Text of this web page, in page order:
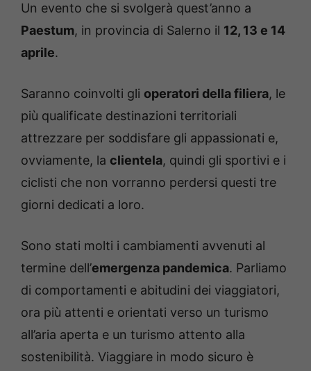
Un evento che si svolgerà quest’anno a
Paestum, in provincia di Salerno il 12, 13 e 14
aprile.
Saranno coinvolti gli operatori della filiera, le
più qualificate destinazioni territoriali
attrezzare per soddisfare gli appassionati e,
ovviamente, la clientela, quindi gli sportivi e i
ciclisti che non vorranno perdersi questi tre
giorni dedicati a loro.
Sono stati molti i cambiamenti avvenuti al
termine dell’emergenza pandemica. Parliamo
di comportamenti e abitudini dei viaggiatori,
ora più attenti e orientati verso un turismo
all’aria aperta e un turismo attento alla
sostenibilità. Viaggiare in modo sicuro è